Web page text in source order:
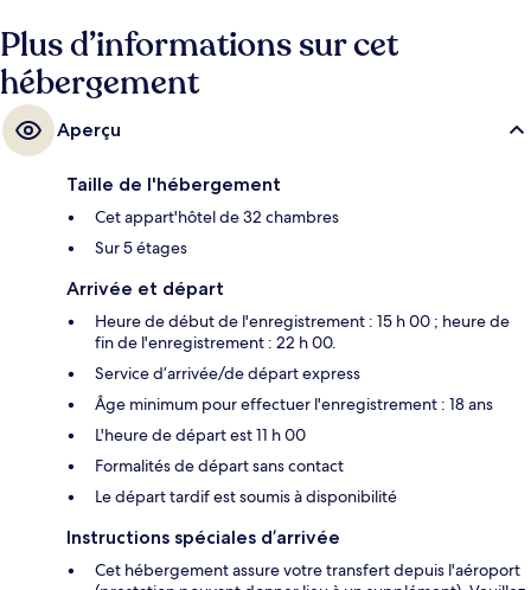
Station de métro Verdaguer, à 9 minutes.
Plus d’informations sur cet
hébergement
Aperçu
Taille de l'hébergement
Cet appart'hôtel de 32 chambres
Sur 5 étages
Arrivée et départ
Heure de début de l'enregistrement : 15 h 00 ; heure de
fin de l'enregistrement : 22 h 00.
Service d’arrivée/de départ express
Âge minimum pour effectuer l'enregistrement : 18 ans
L'heure de départ est 11 h 00
Formalités de départ sans contact
Le départ tardif est soumis à disponibilité
Instructions spéciales d’arrivée
Cet hébergement assure votre transfert depuis l'aéroport